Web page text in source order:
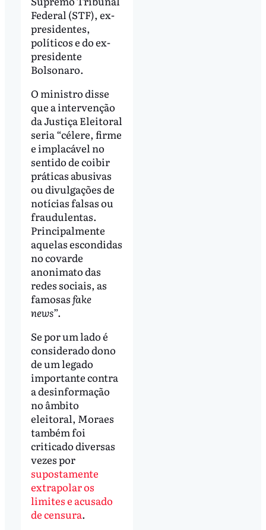
Federal (STF), ex-
presidentes,
políticos e do ex-
presidente
Bolsonaro.
O ministro disse
que a intervenção
da Justiça Eleitoral
seria “célere, firme
e implacável no
sentido de coibir
práticas abusivas
ou divulgações de
notícias falsas ou
fraudulentas.
Principalmente
aquelas escondidas
no covarde
anonimato das
redes sociais, as
famosasfake
news”.
Se por um lado é
considerado dono
de um legado
importante contra
a desinformação
no âmbito
eleitoral, Moraes
também foi
criticado diversas
vezes por
supostamente
extrapolar os
limites e acusado
de censura.